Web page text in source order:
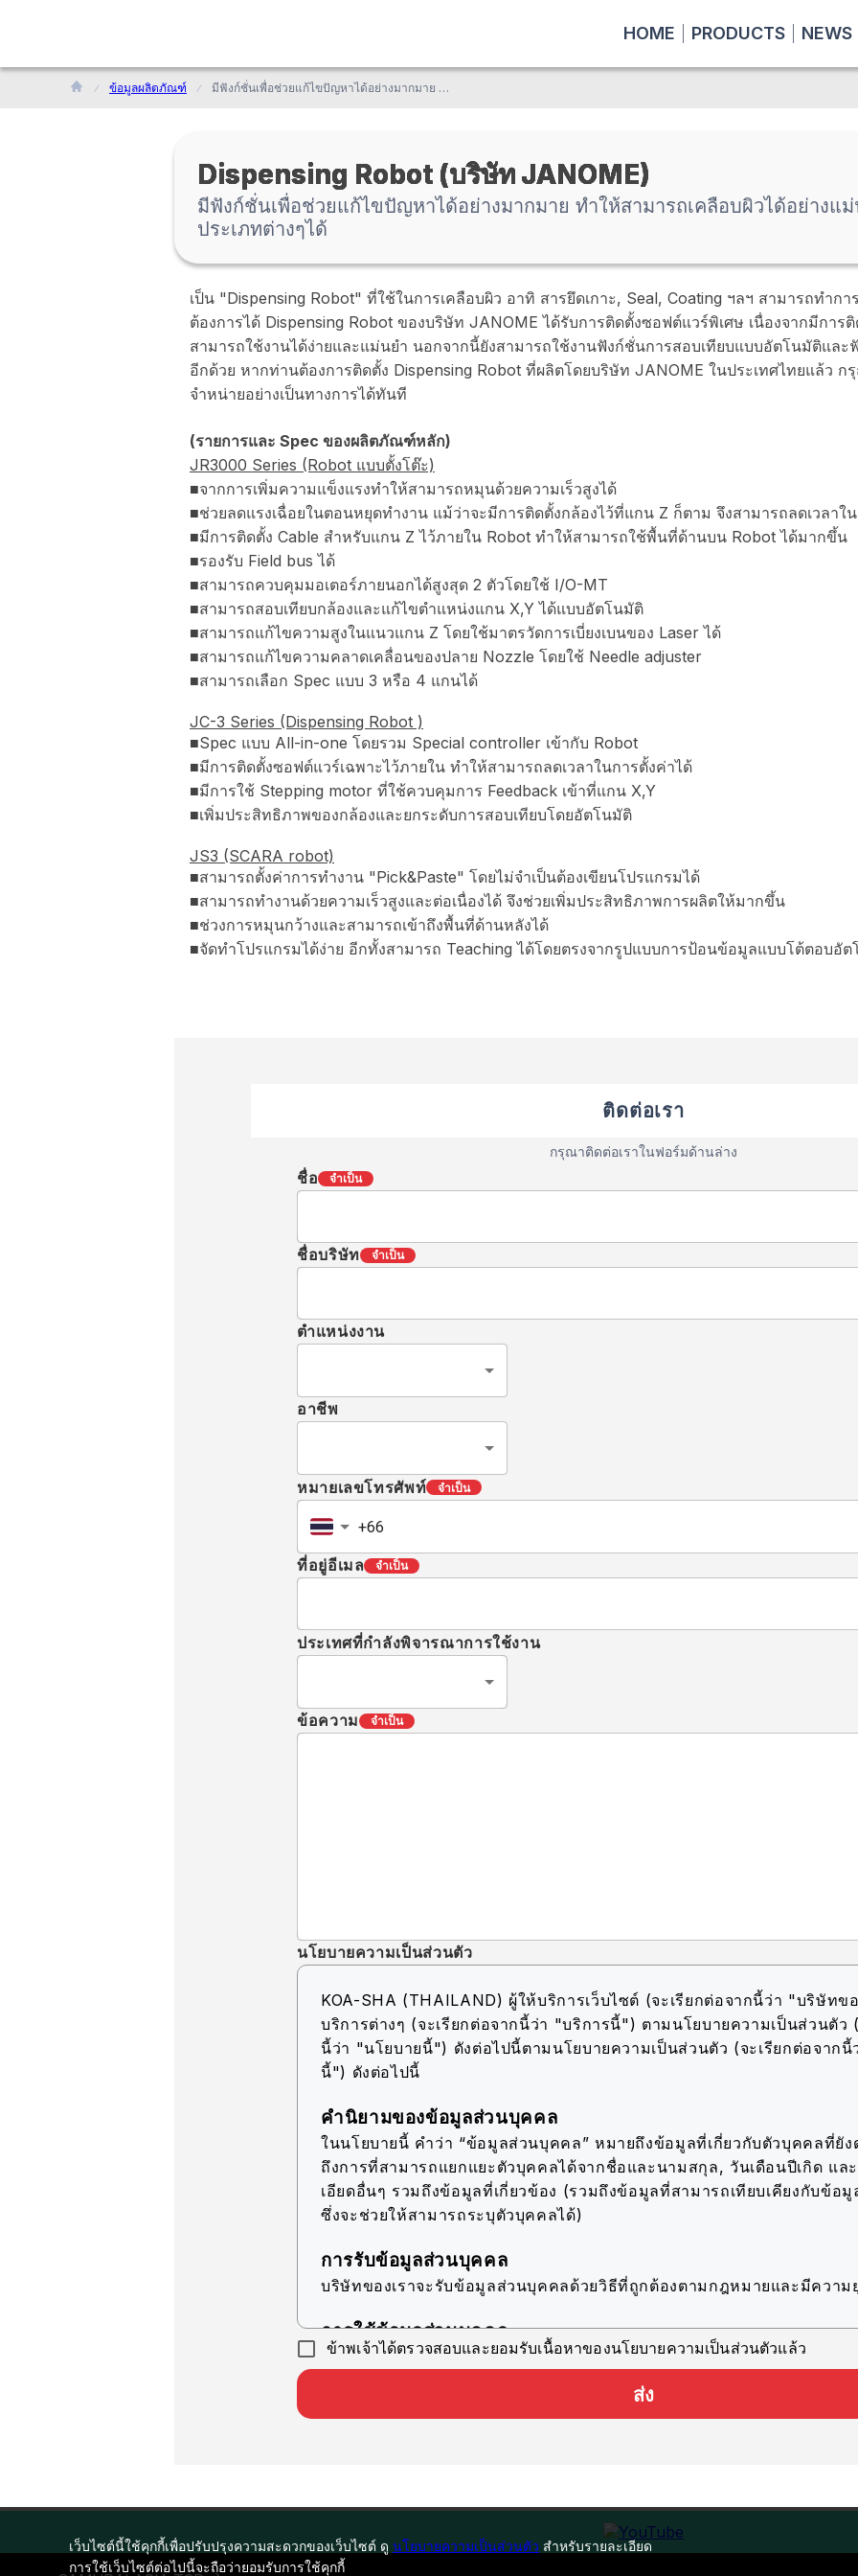
HOME PRODUCTS NEWS
ข้อมูลผลิตภัณฑ์ มีฟังก์ชั่นเพื่อช่วยแก้ไขปัญหาได้อย่างมากมาย ทำให้สามารถเคลือบผิวได้อย่างแม่นยำและรองรับชิ้นงานประเภทต่างๆได้
Dispensing Robot (บริษัท JANOME)
มีฟังก์ชั่นเพื่อช่วยแก้ไขปัญหาได้อย่างมากมาย ทำให้สามารถเคลือบผิวได้อย่างแ
ประเภทต่างๆได้
เป็น "Dispensing Robot" ที่ใช้ในการเคลือบผิว อาทิ สารยึดเกาะ, Seal, Coating ฯลฯ สามารถทำก
ต้องการได้ Dispensing Robot ของบริษัท JANOME ได้รับการติดตั้งซอฟต์แวร์พิเศษ เนื่องจากมีการ
สามารถใช้งานได้ง่ายและแม่นยำ นอกจากนี้ยังสามารถใช้งานฟังก์ชั่นการสอบเทียบแบบอัตโนมัติและ
อีกด้วย หากท่านต้องการติดตั้ง Dispensing Robot ที่ผลิตโดยบริษัท JANOME ในประเทศไทยแล้ว
จำหน่ายอย่างเป็นทางการได้ทันที
(รายการและ Spec ของผลิตภัณฑ์หลัก)
JR3000 Series (Robot แบบตั้งโต๊ะ)
■จากการเพิ่มความแข็งแรงทำให้สามารถหมุนด้วยความเร็วสูงได้
■ช่วยลดแรงเฉื่อยในตอนหยุดทำงาน แม้ว่าจะมีการติดตั้งกล้องไว้ที่แกน Z ก็ตาม จึงสามารถลดเวลาใ
■มีการติดตั้ง Cable สำหรับแกน Z ไว้ภายใน Robot ทำให้สามารถใช้พื้นที่ด้านบน Robot ได้มากขึ้น
■รองรับ Field bus ได้
■สามารถควบคุมมอเตอร์ภายนอกได้สูงสุด 2 ตัวโดยใช้ I/O-MT
■สามารถสอบเทียบกล้องและแก้ไขตำแหน่งแกน X,Y ได้แบบอัตโนมัติ
■สามารถแก้ไขความสูงในแนวแกน Z โดยใช้มาตรวัดการเบี่ยงเบนของ Laser ได้
■สามารถแก้ไขความคลาดเคลื่อนของปลาย Nozzle โดยใช้ Needle adjuster
■สามารถเลือก Spec แบบ 3 หรือ 4 แกนได้
JC-3 Series (Dispensing Robot )
■Spec แบบ All-in-one โดยรวม Special controller เข้ากับ Robot
■มีการติดตั้งซอฟต์แวร์เฉพาะไว้ภายใน ทำให้สามารถลดเวลาในการตั้งค่าได้
■มีการใช้ Stepping motor ที่ใช้ควบคุมการ Feedback เข้าที่แกน X,Y
■เพิ่มประสิทธิภาพของกล้องและยกระดับการสอบเทียบโดยอัตโนมัติ
JS3 (SCARA robot)
■สามารถตั้งค่าการทำงาน "Pick&Paste" โดยไม่จำเป็นต้องเขียนโปรแกรมได้
■สามารถทำงานด้วยความเร็วสูงและต่อเนื่องได้ จึงช่วยเพิ่มประสิทธิภาพการผลิตให้มากขึ้น
■ช่วงการหมุนกว้างและสามารถเข้าถึงพื้นที่ด้านหลังได้
■จัดทำโปรแกรมได้ง่าย อีกทั้งสามารถ Teaching ได้โดยตรงจากรูปแบบการป้อนข้อมูลแบบโต้ตอบอั
ติดต่อเรา
กรุณาติดต่อเราในฟอร์มด้านล่าง
ชื่อ จำเป็น
ชื่อบริษัท จำเป็น
ตำแหน่งงาน
อาชีพ
หมายเลขโทรศัพท์ จำเป็น
ที่อยู่อีเมล จำเป็น
ประเทศที่กำลังพิจารณาการใช้งาน
ข้อความ จำเป็น
นโยบายความเป็นส่วนตัว
KOA-SHA (THAILAND) ผู้ให้บริการเว็บไซต์ (จะเรียกต่อจากนี้ว่า "บริษัทข
บริการต่างๆ (จะเรียกต่อจากนี้ว่า "บริการนี้") ตามนโยบายความเป็นส่วนตัว
นี้ว่า "นโยบายนี้") ดังต่อไปนี้ตามนโยบายความเป็นส่วนตัว (จะเรียกต่อจากนี้
นี้") ดังต่อไปนี้
คำนิยามของข้อมูลส่วนบุคคล
ในนโยบายนี้ คำว่า “ข้อมูลส่วนบุคคล” หมายถึงข้อมูลที่เกี่ยวกับตัวบุคคลที่ยัง
ถึงการที่สามารถแยกแยะตัวบุคคลได้จากชื่อและนามสกุล, วันเดือนปีเกิด แล
เอียดอื่นๆ รวมถึงข้อมูลที่เกี่ยวข้อง (รวมถึงข้อมูลที่สามารถเทียบเคียงกับข้อมู
ซึ่งจะช่วยให้สามารถระบุตัวบุคคลได้)
การรับข้อมูลส่วนบุคคล
บริษัทของเราจะรับข้อมูลส่วนบุคคลด้วยวิธีที่ถูกต้องตามกฎหมายและมีความ
การใช้ข้อมูลส่วนบุคคล
บริษัทของเราจะใช้ข้อมูลส่วนบุคคลตราบเท่าที่จำเป็นสำหรับการดำเนินธุรกิจ
เพื่อเตรียมข้อมูลจากการดาวน์โหลดแคตตาล็อกให้กับบริษัทสมาชิกแต่
ดำเนินการทำแบบสอบถามที่เกี่ยวข้องกับบริการนี้
เพื่อดำเนินการสำรวจเกี่ยวกับบริการนี้
ข้าพเจ้าได้ตรวจสอบและยอมรับเนื้อหาของนโยบายความเป็นส่วนตัวแล้ว
ส่ง
เว็บไซต์นี้ใช้คุกกี้เพื่อปรับปรุงความสะดวกของเว็บไซต์ ดู นโยบายความเป็นส่วนตัว สำหรับรายละเอียด
การใช้เว็บไซต์ต่อไปนี้จะถือว่ายอมรับการใช้คุกกี้